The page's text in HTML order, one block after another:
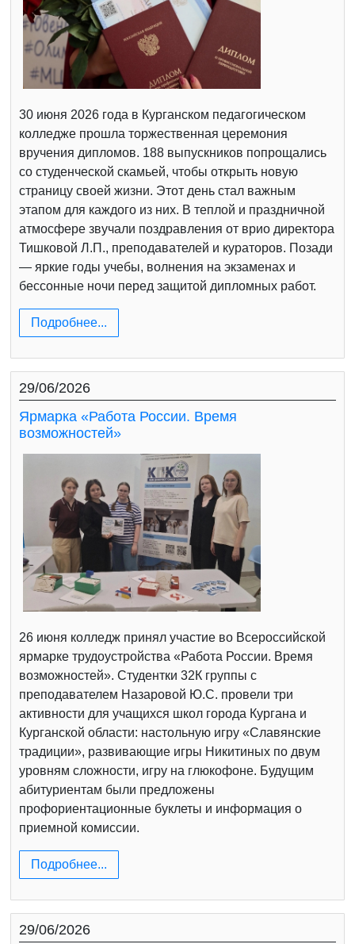
30 июня 2026 года в Курганском педагогическом
колледже прошла торжественная церемония
вручения дипломов. 188 выпускников попрощались
со студенческой скамьей, чтобы открыть новую
страницу своей жизни. Этот день стал важным
этапом для каждого из них. В теплой и праздничной
атмосфере звучали поздравления от врио директора
Тишковой Л.П., преподавателей и кураторов. Позади
— яркие годы учебы, волнения на экзаменах и
бессонные ночи перед защитой дипломных работ.
Подробнее...
29/06/2026
Ярмарка «Работа России. Время
возможностей»
26 июня колледж принял участие во Всероссийской
ярмарке трудоустройства «Работа России. Время
возможностей». Студентки 32К группы с
преподавателем Назаровой Ю.С. провели три
активности для учащихся школ города Кургана и
Курганской области: настольную игру «Славянские
традиции», развивающие игры Никитиных по двум
уровням сложности, игру на глюкофоне. Будущим
абитуриентам были предложены
профориентационные буклеты и информация о
приемной комиссии.
Подробнее...
29/06/2026